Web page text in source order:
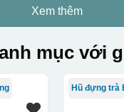
Xem thêm
mục với
Hũ đựng trà